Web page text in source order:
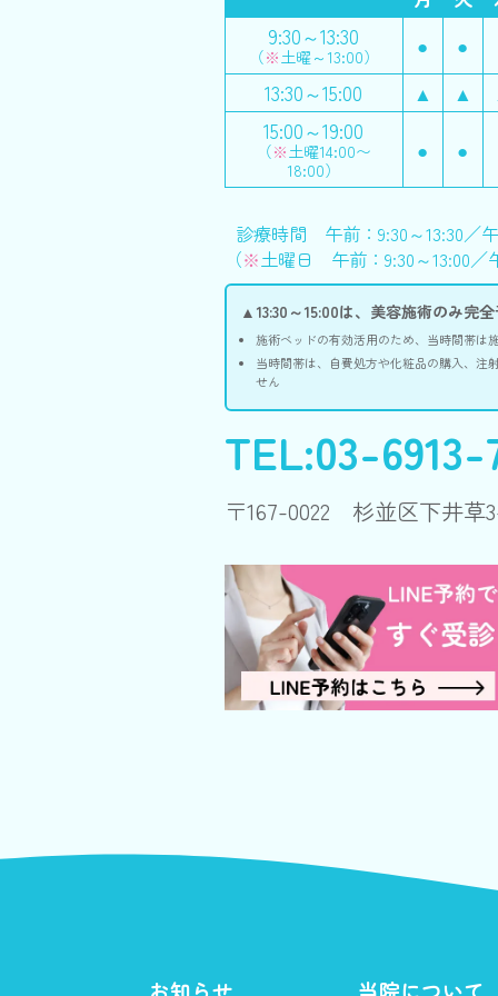
9:30～13:30
（※土曜～13:00） ● ●
13:30～15:00
▲ ▲
15:00～19:00
（※土曜14:00〜
18:00）
● ●
診療時間 午前：9:30～13:30／
（※土曜日 午前：9:30～13:00／
▲13:30～15:00は、美容施術のみ完
施術ベッドの有効活用のため、当時間帯は
当時間帯は、自費処方や化粧品の購入、注
せん
TEL:03-6913-
〒167-0022 杉並区下井草